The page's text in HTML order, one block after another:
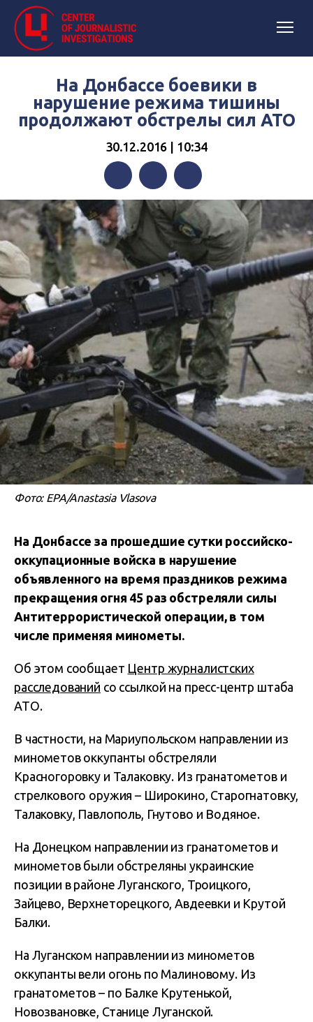
На Донбассе боевики в
нарушение режима тишины
продолжают обстрелы сил АТО
30.12.2016 | 10:34
FacebookTwitterTelegram
Фото: EPA/Anastasia Vlasova
На Донбассе за прошедшие сутки российско-
оккупационные войска в нарушение
объявленного на время праздников режима
прекращения огня 45 раз обстреляли силы
Антитеррористической операции, в том
числе применяя минометы.
Об этом сообщает Центр журналистских
расследований со ссылкой на пресс-центр штаба
АТО.
В частности, на Мариупольском направлении из
минометов оккупанты обстреляли
Красногоровку и Талаковку. Из гранатометов и
стрелкового оружия – Широкино, Старогнатовку,
Талаковку, Павлополь, Гнутово и Водяное.
На Донецком направлении из гранатометов и
минометов были обстреляны украинские
позиции в районе Луганского, Троицкого,
Зайцево, Верхнеторецкого, Авдеевки и Крутой
Балки.
На Луганском направлении из минометов
оккупанты вели огонь по Малиновому. Из
гранатометов – по Балке Крутенькой,
Новозвановке, Станице Луганской.